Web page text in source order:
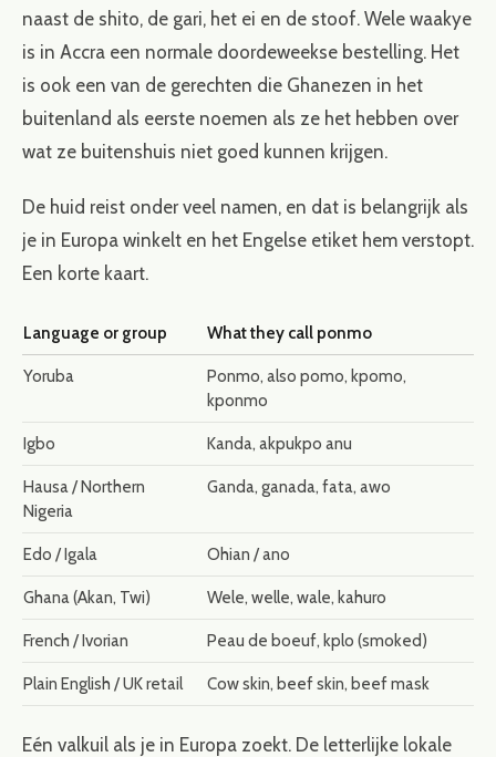
naast de shito, de gari, het ei en de stoof. Wele waakye
is in Accra een normale doordeweekse bestelling. Het
is ook een van de gerechten die Ghanezen in het
buitenland als eerste noemen als ze het hebben over
wat ze buitenshuis niet goed kunnen krijgen.
De huid reist onder veel namen, en dat is belangrijk als
je in Europa winkelt en het Engelse etiket hem verstopt.
Een korte kaart.
Language or group What they call ponmo
Yoruba
Ponmo, also pomo, kpomo,
kponmo
Igbo Kanda, akpukpo anu
Hausa / Northern
Nigeria
Ganda, ganada, fata, awo
Edo / Igala Ohian / ano
Ghana (Akan, Twi) Wele, welle, wale, kahuro
French / Ivorian Peau de boeuf, kplo (smoked)
Plain English / UK retail Cow skin, beef skin, beef mask
Eén valkuil als je in Europa zoekt. De letterlijke lokale